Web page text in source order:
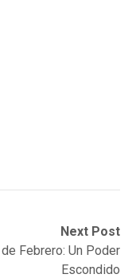
Next Post
Febrero: Un Poder
Escondido